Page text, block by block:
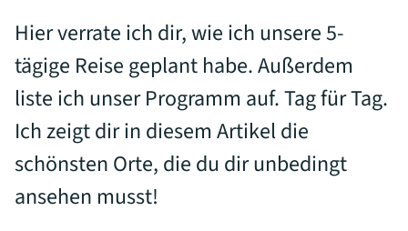
Hier verrate ich dir, wie ich unsere 5-
tägige Reise geplant habe. Außerdem
liste ich unser Programm auf. Tag für Tag.
Ich zeigt dir in diesem Artikel die
schönsten Orte, die du dir unbedingt
ansehen musst!